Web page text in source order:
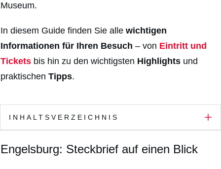
Museum.
In diesem Guide finden Sie alle wichtigen
Informationen für Ihren Besuch – von Eintritt und
Tickets bis hin zu den wichtigsten Highlights und
praktischen Tipps.
INHALTSVERZEICHNIS
Engelsburg: Steckbrief auf einen Blick